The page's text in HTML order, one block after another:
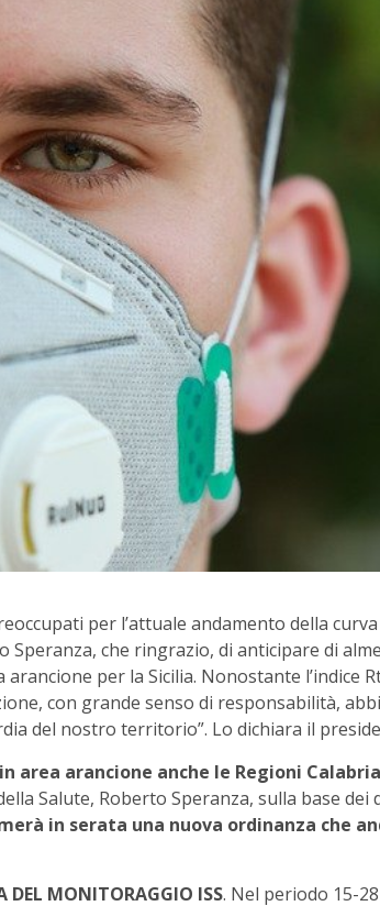
per l’attuale andamento della
Speranza, che ringrazio, di anticipare di
arancione per la Sicilia. Nonostante l’indice
con grande senso di responsabilità,
del nostro territorio”. Lo dichiara il
area arancione anche le Regioni
Salute, Roberto Speranza, sulla base dei
in serata una nuova ordinanza che
DEL MONITORAGGIO ISS. Nel periodo 15-